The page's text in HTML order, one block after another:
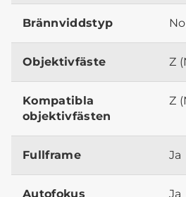
Brännviddstyp
Objektivfäste Z
Kompatibla
objektivfästen
Z
Fullframe Ja
Autofokus Ja